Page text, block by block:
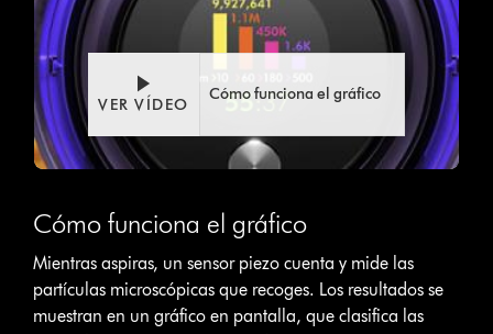
VER VÍDEO
Cómo funciona el gráfico
slides.
Cómo funciona el gráfico
Mientras aspiras, un sensor piezo cuenta y mide las
partículas microscópicas que recoges. Los resultados se
muestran en un gráfico en pantalla, que clasifica las